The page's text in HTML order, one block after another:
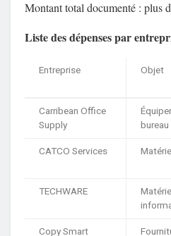
Montant total documenté : plus
Liste des dépenses par
Entreprise Objet
Carribean Office
Supply
bureau
CATCO Services
TECHWARE
Copy Smart